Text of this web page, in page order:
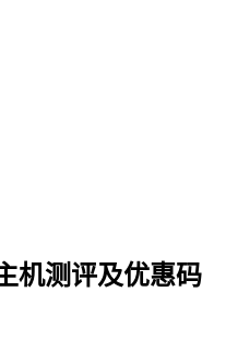
机测评及优惠码